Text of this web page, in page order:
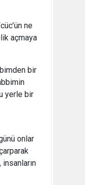
ne
açmaya
bir
yerle bir
onlar
insanların